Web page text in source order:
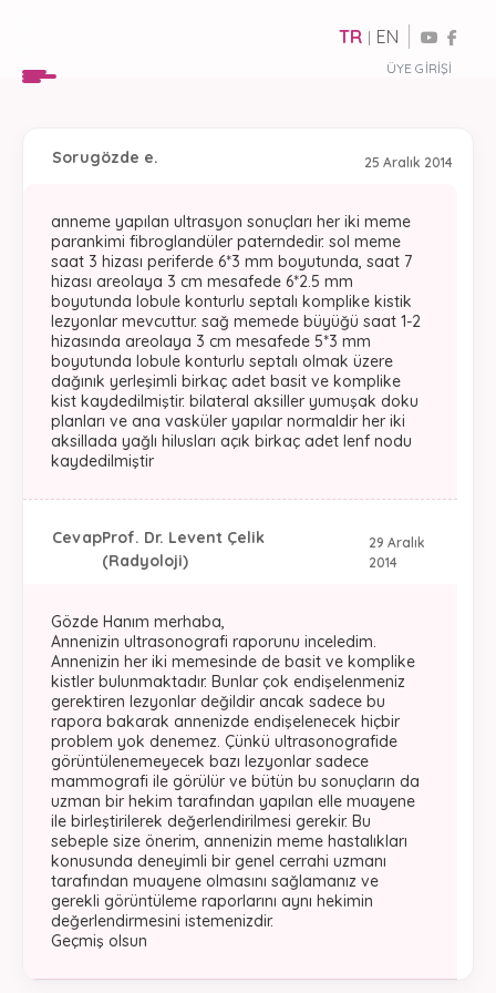
ÜYE GIRIŞI
TR | EN
25 Aralık 2014
Sorugözde e.
anneme yapılan ultrasyon sonuçları her iki meme
parankimi fibroglandüler paterndedir. sol meme
saat 3 hizası periferde 6*3 mm boyutunda, saat 7
hizası areolaya 3 cm mesafede 6*2.5 mm
boyutunda lobule konturlu septalı komplike kistik
lezyonlar mevcuttur. sağ memede büyüğü saat 1-2
hizasında areolaya 3 cm mesafede 5*3 mm
boyutunda lobule konturlu septalı olmak üzere
dağınık yerleşimli birkaç adet basit ve komplike
kist kaydedilmiştir. bilateral aksiller yumuşak doku
planları ve ana vasküler yapılar normaldir her iki
aksillada yağlı hilusları açık birkaç adet lenf nodu
kaydedilmiştir
29 Aralık
2014
CevapProf. Dr. Levent Çelik
(Radyoloji)
Gözde Hanım merhaba,
Annenizin ultrasonografi raporunu inceledim.
Annenizin her iki memesinde de basit ve komplike
kistler bulunmaktadır. Bunlar çok endişelenmeniz
gerektiren lezyonlar değildir ancak sadece bu
rapora bakarak annenizde endişelenecek hiçbir
problem yok denemez. Çünkü ultrasonografide
görüntülenemeyecek bazı lezyonlar sadece
mammografi ile görülür ve bütün bu sonuçların da
uzman bir hekim tarafından yapılan elle muayene
ile birleştirilerek değerlendirilmesi gerekir. Bu
sebeple size önerim, annenizin meme hastalıkları
konusunda deneyimli bir genel cerrahi uzmanı
tarafından muayene olmasını sağlamanız ve
gerekli görüntüleme raporlarını aynı hekimin
değerlendirmesini istemenizdir.
Geçmiş olsun